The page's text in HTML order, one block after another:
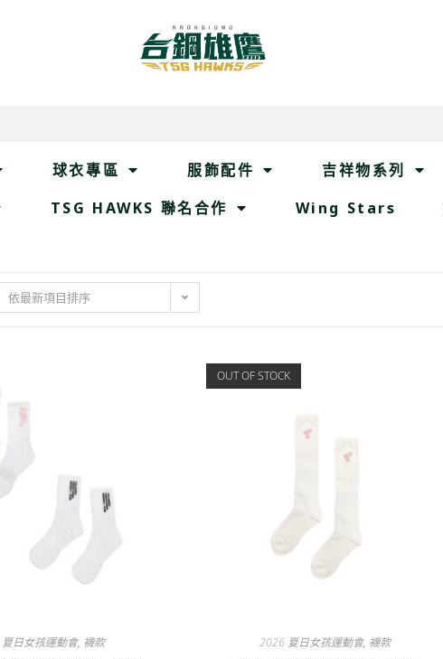
球衣專區 服飾配件 吉祥物系列
TSG HAWKS 聯名合作
Wing Stars
依最新項目排序
日女孩運動會, 襪款
OUT OF STOCK
2026 夏日女孩運動會, 襪款